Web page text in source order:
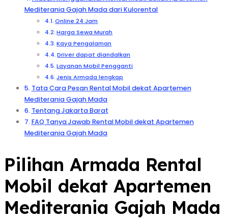
Mediterania Gajah Mada dari Kulorental
Online 24 Jam
Harga Sewa Murah
Kaya Pengalaman
Driver dapat diandalkan
Layanan Mobil Pengganti
Jenis Armada lengkap
Tata Cara Pesan Rental Mobil dekat Apartemen
Mediterania Gajah Mada
Tentang Jakarta Barat
FAQ Tanya Jawab Rental Mobil dekat Apartemen
Mediterania Gajah Mada
Pilihan Armada Rental
Mobil dekat Apartemen
Mediterania Gajah Mada